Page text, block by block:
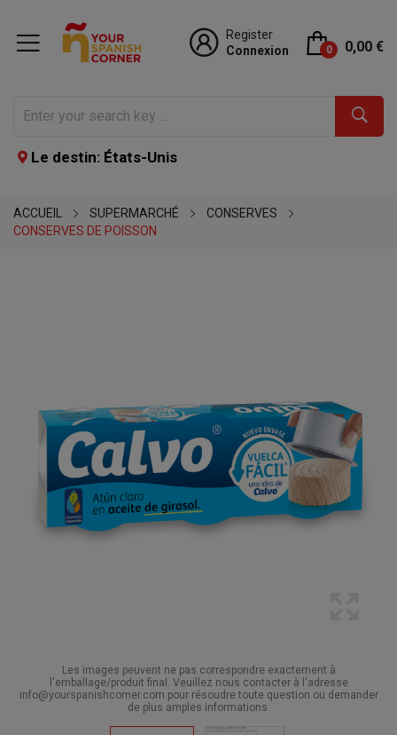
Register
Connexion
0 0,00 €
Le destin: États-Unis
ACCUEIL SUPERMARCHÉ
CONSERVES
CONSERVES DE POISSON
Les images peuvent ne pas correspondre exactement à
l'emballage/produit final. Veuillez nous contacter à l'adresse
info@yourspanishcorner.com pour résoudre toute question ou demander
de plus amples informations.